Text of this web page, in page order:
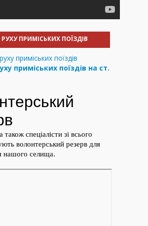
ПРИМІСЬКИХ ПОЇЗДІВ
приміських поїздів на ст.